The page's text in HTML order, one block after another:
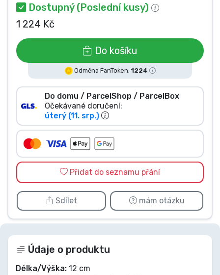
Dostupný (Poslední kusy)
1 224 Kč
Do košíku
Odměna FanToken: 1224
Do domu / ParcelShop / ParcelBox
Očekávané doručení:
úterý (11. srp.)
Přidat do seznamu přání
Sdílet mám otázku
Údaje o produktu
Délka/Výška: 12 cm
Typy produktů
Značky